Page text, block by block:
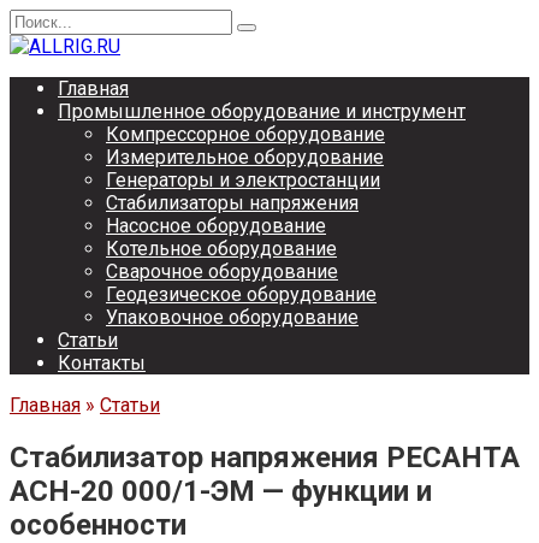
Перейти
к
Search
for:
Главная
Промышленное оборудование и инструмент
Компрессорное оборудование
Измерительное оборудование
Генераторы и электростанции
Стабилизаторы напряжения
Насосное оборудование
Котельное оборудование
Сварочное оборудование
Геодезическое оборудование
Упаковочное оборудование
Статьи
Контакты
Главная » Статьи
Стабилизатор напряжения РЕСАНТА
АСН-20 000/1-ЭМ — функции и
особенности